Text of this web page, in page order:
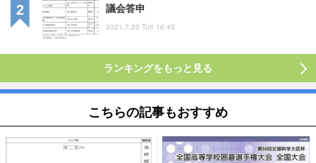
議会答申
2021.7.20 Tue 16:45
ランキングをもっと見る
こちらの記事もおすすめ